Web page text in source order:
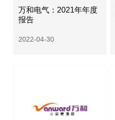
万和电气：2021年年度
报告
2022-04-30